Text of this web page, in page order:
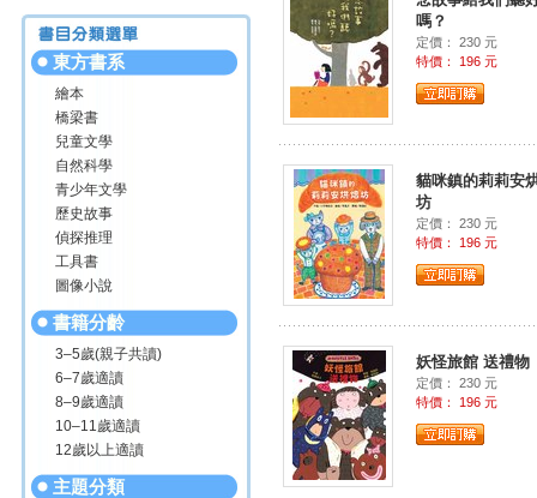
東方書系
繪本
橋梁書
兒童文學
自然科學
青少年文學
歷史故事
偵探推理
工具書
圖像小說
書籍分齡
3–5歲(親子共讀)
6–7歲適讀
8–9歲適讀
10–11歲適讀
12歲以上適讀
主題分類
嗎？
定價： 230 元
特價： 196 元
貓咪鎮的莉莉安
坊
定價： 230 元
特價： 196 元
妖怪旅館 送禮物
定價： 230 元
特價： 196 元